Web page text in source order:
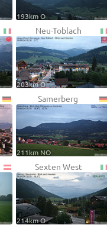
193km O
Neu-Toblach
203km O
Samerberg
211km NO
Sexten West
214km O